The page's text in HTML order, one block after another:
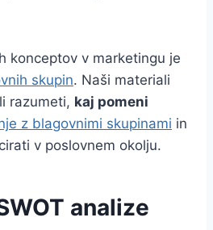
konceptov v marketingu je
skupin. Naši materiali
razumeti, kaj pomeni
z blagovnimi skupinami in
v poslovnem okolju.
analize